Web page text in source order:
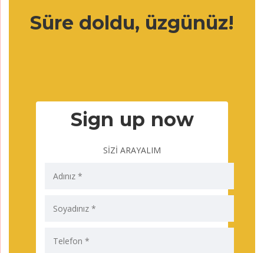
Süre doldu, üzgünüz!
Sign up now
SİZİ ARAYALIM